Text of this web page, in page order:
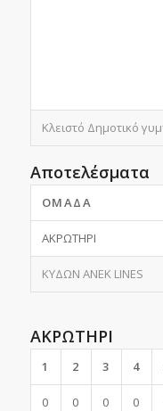
Κλειστό Δημοτικό
Αποτελέσματα
ΟΜΆΔΑ
ΑΚΡΩΤΗΡΙ
ΚΥΔΩΝ ANEK LINES
ΑΚΡΩΤΗΡΙ
1 2 3 4
0 0 0 0